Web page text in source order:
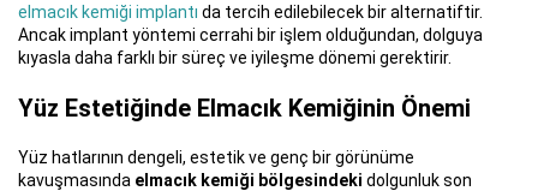
elmacık kemiği implantı da tercih edilebilecek bir alternatiftir.
Ancak implant yöntemi cerrahi bir işlem olduğundan, dolguya
kıyasla daha farklı bir süreç ve iyileşme dönemi gerektirir.
Yüz Estetiğinde Elmacık Kemiğinin Önemi
Yüz hatlarının dengeli, estetik ve genç bir görünüme
kavuşmasında elmacık kemiği bölgesindeki dolgunluk son